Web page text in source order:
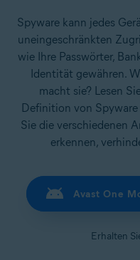
Spyware kann jedes
uneingeschränkten
wie Ihre Passwörter,
Identität gewähren.
macht sie? Lesen
Definition von
Sie die verschiedenen
erkennen,
Avast One
Erhalten